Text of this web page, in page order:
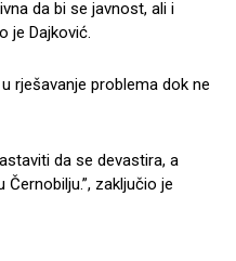
da bi se javnost, ali i
je Dajković.
rješavanje problema dok ne
da se devastira, a
zaključio je